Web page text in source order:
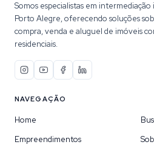
Somos especialistas em intermediação
Porto Alegre, oferecendo soluções
compra, venda e aluguel de imóveis
residenciais.
NAVEGAÇÃO
Home
Empreendimentos